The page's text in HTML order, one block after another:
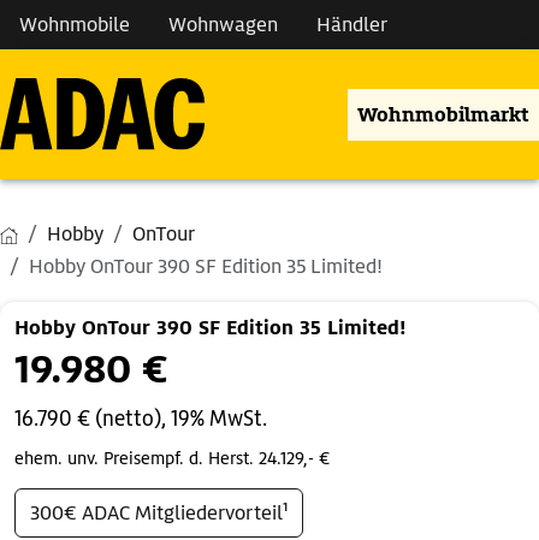
Wohnmobile Wohnwagen Händler
Wohnmobilmarkt
Hobby
OnTour
Hobby OnTour 390 SF Edition 35 Limited!
Hobby OnTour 390 SF Edition 35 Limited!
19.980 €
16.790 € (netto), 19% MwSt.
ehem. unv. Preisempf. d. Herst. 24.129,- €
300€ ADAC Mitgliedervorteil¹